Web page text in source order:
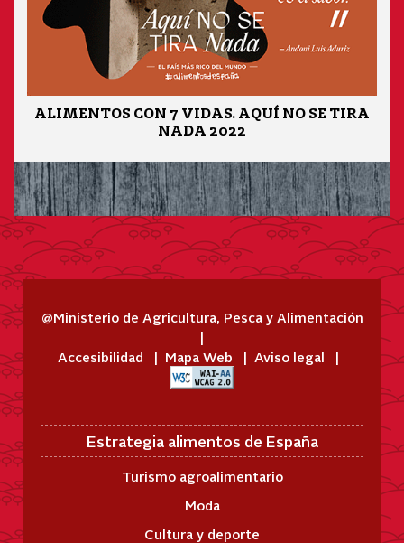
ALIMENTOS CON 7 VIDAS. AQUÍ NO SE TIRA
NADA 2022
@Ministerio de Agricultura, Pesca y Alimentación
Accesibilidad Mapa Web Aviso legal
Estrategia alimentos de España
Turismo agroalimentario
Moda
Cultura y deporte